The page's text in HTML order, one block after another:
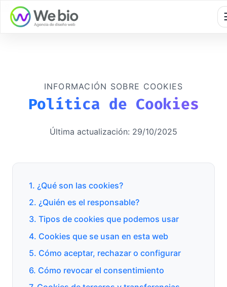
INFORMACIÓN SOBRE COOKIES
Política de Cookies
Última actualización: 29/10/2025
1. ¿Qué son las cookies?
2. ¿Quién es el responsable?
3. Tipos de cookies que podemos usar
4. Cookies que se usan en esta web
5. Cómo aceptar, rechazar o configurar
6. Cómo revocar el consentimiento